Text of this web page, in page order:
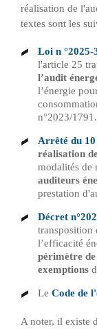
réalisation de
textes sont les
Loi n
l'article 25
l’audit
l’énergie
n°2023/1791.
Arrêté du
réalisation
modalités de
auditeurs
prestation
Décret
transposition
l’efficacité
périmètre
exemptions
Le Code de
A noter, il existe